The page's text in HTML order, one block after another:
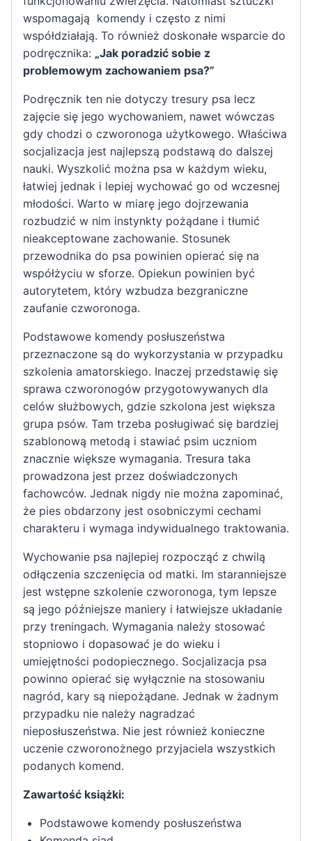
wspomagają komendy i często z nimi
współdziałają. To również doskonałe wsparcie do
podręcznika: „Jak poradzić sobie z
problemowym zachowaniem psa?”
Podręcznik ten nie dotyczy tresury psa lecz
zajęcie się jego wychowaniem, nawet wówczas
gdy chodzi o czworonoga użytkowego. Właściwa
socjalizacja jest najlepszą podstawą do dalszej
nauki. Wyszkolić można psa w każdym wieku,
łatwiej jednak i lepiej wychować go od wczesnej
młodości. Warto w miarę jego dojrzewania
rozbudzić w nim instynkty pożądane i tłumić
nieakceptowane zachowanie. Stosunek
przewodnika do psa powinien opierać się na
współżyciu w sforze. Opiekun powinien być
autorytetem, który wzbudza bezgraniczne
zaufanie czworonoga.
Podstawowe komendy posłuszeństwa
przeznaczone są do wykorzystania w przypadku
szkolenia amatorskiego. Inaczej przedstawię się
sprawa czworonogów przygotowywanych dla
celów służbowych, gdzie szkolona jest większa
grupa psów. Tam trzeba posługiwać się bardziej
szablonową metodą i stawiać psim uczniom
znacznie większe wymagania. Tresura taka
prowadzona jest przez doświadczonych
fachowców. Jednak nigdy nie można zapominać,
że pies obdarzony jest osobniczymi cechami
charakteru i wymaga indywidualnego traktowania.
Wychowanie psa najlepiej rozpocząć z chwilą
odłączenia szczenięcia od matki. Im staranniejsze
jest wstępne szkolenie czworonoga, tym lepsze
są jego późniejsze maniery i łatwiejsze układanie
przy treningach. Wymagania należy stosować
stopniowo i dopasować je do wieku i
umiejętności podopiecznego. Socjalizacja psa
powinno opierać się wyłącznie na stosowaniu
nagród, kary są niepożądane. Jednak w żadnym
przypadku nie należy nagradzać
nieposłuszeństwa. Nie jest również konieczne
uczenie czworonożnego przyjaciela wszystkich
podanych komend.
Zawartość książki:
Podstawowe komendy posłuszeństwa